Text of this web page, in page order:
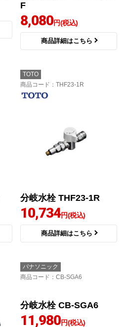
F
8,080円(税込)
商品詳細はこちら
TOTO
商品コード ：THF23-1R
分岐水栓 THF23-1R
10,734円(税込)
商品詳細はこちら
パナソニック
商品コード ：CB-SGA6